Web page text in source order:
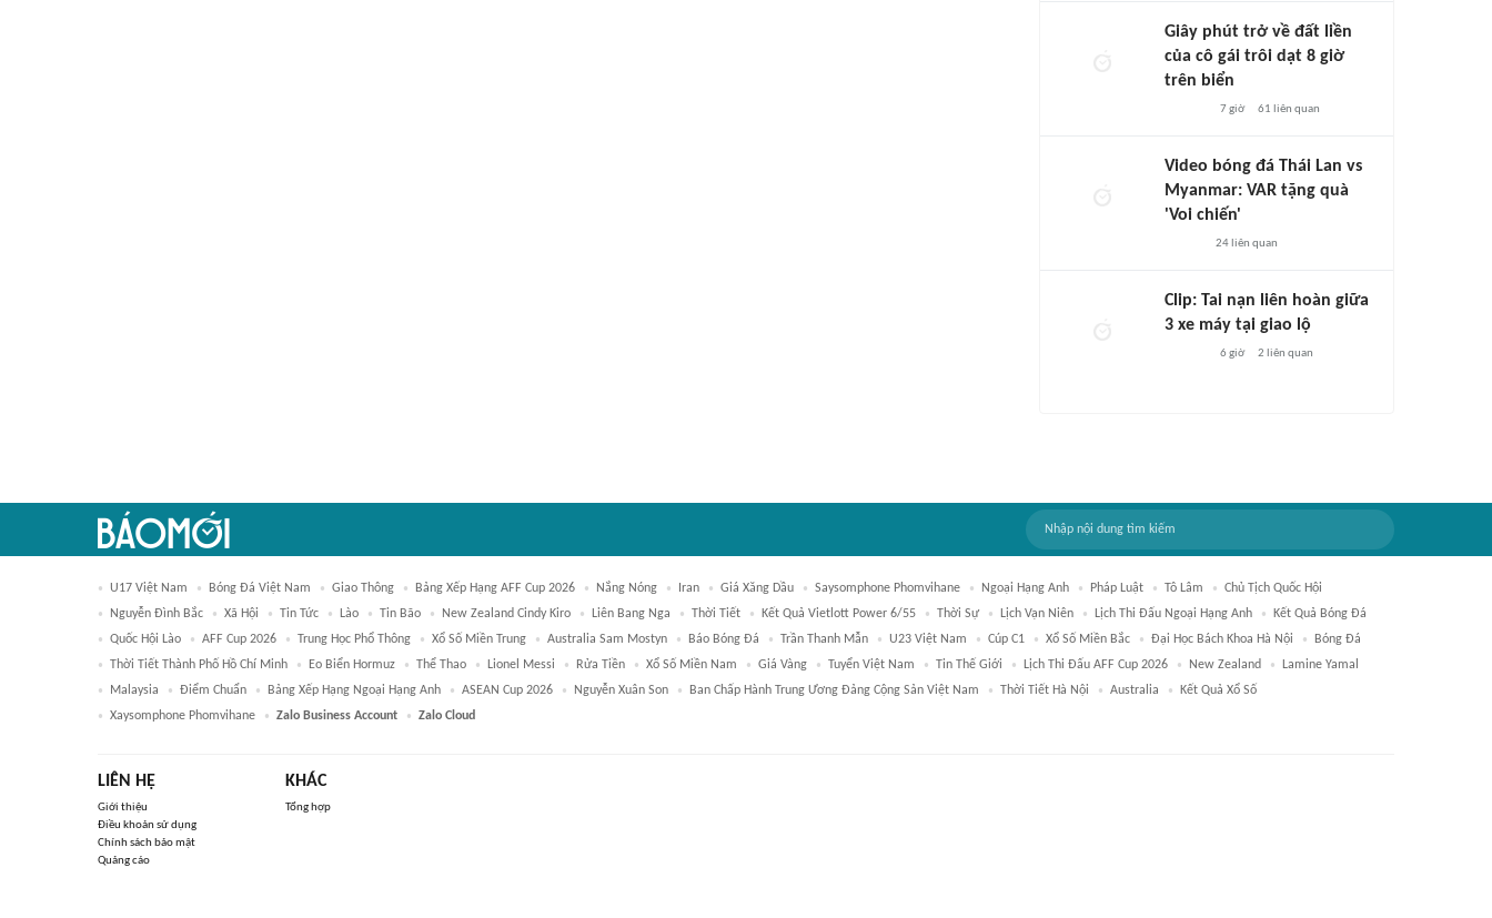
Giây phút trở về đất liền
của cô gái trôi dạt 8 giờ
trên biển
7 giờ 61 liên quan
Video bóng đá Thái Lan vs
Myanmar: VAR tặng quà
'Voi chiến'
24liên quan
Clip: Tai nạn liên hoàn giữa
3 xe máy tại giao lộ
6 giờ 2 liên quan
U17 Việt Nam Bóng Đá Việt Nam Giao Thông Bảng Xếp Hạng AFF Cup 2026 Nắng Nóng Iran Giá Xăng Dầu Saysomphone Phomvihane Ngoại Hạng Anh Pháp Luật Tô Lâm
Chủ Tịch Quốc Hội
Nguyễn Đình Bắc
Xã Hội Tin Tức Lào Tin Bão New Zealand Cindy Kiro Liên Bang Nga Thời Tiết Kết Quả Vietlott Power 6/55 Thời Sự Lịch Vạn Niên Lịch Thi Đấu Ngoại Hạng Anh
Kết Quả Bóng Đá
Quốc Hội Lào
AFF Cup 2026 Trung Học Phổ Thông Xổ Số Miền Trung Australia Sam Mostyn Báo Bóng Đá Trần Thanh Mẫn U23 Việt Nam Cúp C1 Xổ Số Miền Bắc Đại Học Bách Khoa Hà Nội
Bóng Đá
Thời Tiết Thành Phố Hồ Chí Minh
Eo Biển Hormuz Thể Thao Lionel Messi Rửa Tiền Xổ Số Miền Nam Giá Vàng Tuyển Việt Nam Tin Thế Giới Lịch Thi Đấu AFF Cup 2026 New Zealand
Lamine Yamal
Malaysia
Điểm Chuẩn Bảng Xếp Hạng Ngoại Hạng Anh ASEAN Cup 2026 Nguyễn Xuân Son Ban Chấp Hành Trung Ương Đảng Cộng Sản Việt Nam Thời Tiết Hà Nội Australia
Kết Quả Xổ Số
Xaysomphone Phomvihane
Zalo Business Account Zalo Cloud
LIÊN HỆ
Giới thiệu
Điều khoản sử dụng
Chính sách bảo mật
Quảng cáo
KHÁC
Tổng hợp